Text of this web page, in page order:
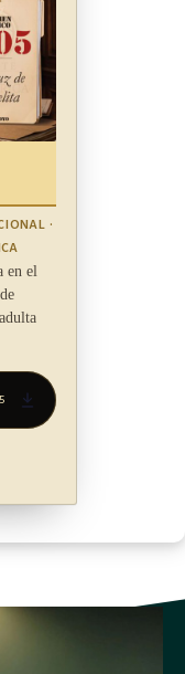
el servicio
en cuanto a
esta ley.
ley Nº 7663 de 21
de
al público:
·
en el